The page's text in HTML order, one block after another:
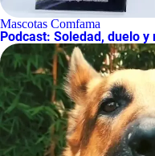
Mascotas Comfama
Podcast: Soledad, duelo y